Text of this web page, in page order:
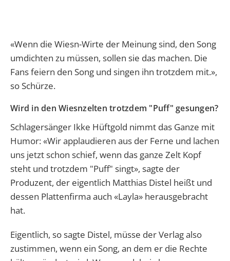
«Wenn die Wiesn-Wirte der Meinung sind, den Song
umdichten zu müssen, sollen sie das machen. Die
Fans feiern den Song und singen ihn trotzdem mit.»,
so Schürze.
Wird in den Wiesnzelten trotzdem "Puff" gesungen?
Schlagersänger Ikke Hüftgold nimmt das Ganze mit
Humor: «Wir applaudieren aus der Ferne und lachen
uns jetzt schon schief, wenn das ganze Zelt Kopf
steht und trotzdem "Puff" singt», sagte der
Produzent, der eigentlich Matthias Distel heißt und
dessen Plattenfirma auch «Layla» herausgebracht
hat.
Eigentlich, so sagte Distel, müsse der Verlag also
zustimmen, wenn ein Song, an dem er die Rechte